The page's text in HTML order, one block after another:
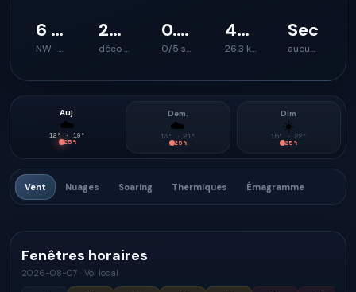
6 km/h
NW · 337°
23 km/h
déco plus rugueux
0.1 m/s
0/5 soutien d’ascendance
423 m
26.3 km
Sec
aucun signal
Auj.
☁️
12° ·19°
25%
Dem.
☁️
13° ·21°
25%
Dim
☀️
15° · 22°
25%
Vent Nuages Soaring Thermiques Émagramme
Fenêtres horaires
2026-08-07 · Vol local